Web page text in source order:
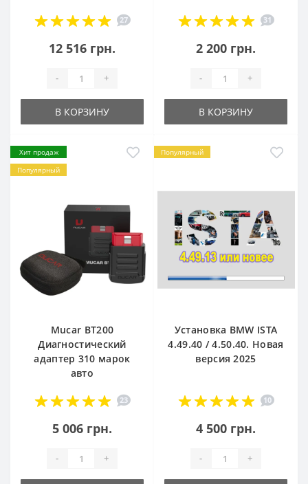
27
12 516 грн.
- +
В КОРЗИНУ
31
2 200 грн.
- +
В КОРЗИНУ
Хит продаж
Популярный
Mucar BT200
Диагностический
адаптер 310 марок
авто
23
5 006 грн.
- +
Популярный
Установка BMW ISTA
4.49.40 / 4.50.40. Новая
версия 2025
10
4 500 грн.
- +